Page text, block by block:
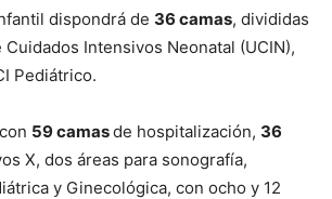
dispondrá de 36 camas, divididas
Intensivos Neonatal (UCIN),
Pediátrico.
59 camasde hospitalización, 36
X, dos áreas para sonografía,
y Ginecológica, con ocho y 12